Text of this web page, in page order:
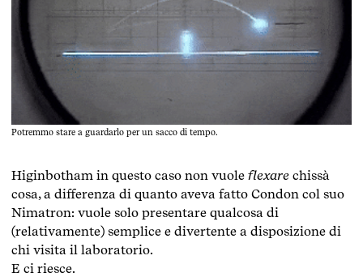
Potremmo stare a guardarlo per un sacco di tempo.
Higinbotham in questo caso non vuole flexare chissà
cosa, a differenza di quanto aveva fatto Condon col suo
Nimatron: vuole solo presentare qualcosa di
(relativamente) semplice e divertente a disposizione di
chi visita il laboratorio.
E ci riesce.